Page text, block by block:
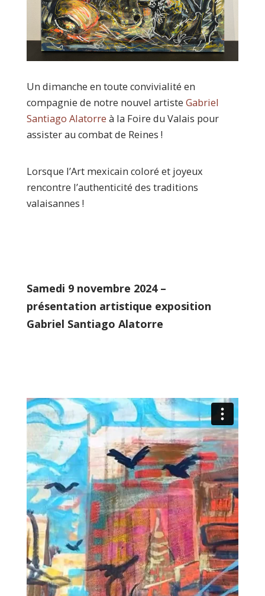
Un dimanche en toute convivialité en
compagnie de notre nouvel artiste Gabriel
Santiago Alatorre à la Foire du Valais pour
assister au combat de Reines !
Lorsque l’Art mexicain coloré et joyeux
rencontre l’authenticité des traditions
valaisannes !
Samedi 9 novembre 2024 –
présentation artistique exposition
Gabriel Santiago Alatorre